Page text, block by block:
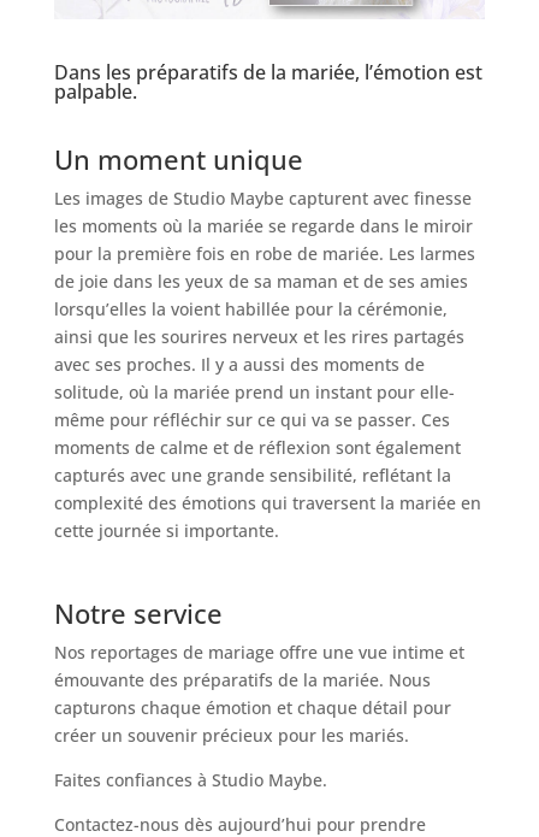
Dans les préparatifs de la mariée, l’émotion est
palpable.
Un moment unique
Les images de Studio Maybe capturent avec finesse
les moments où la mariée se regarde dans le miroir
pour la première fois en robe de mariée. Les larmes
de joie dans les yeux de sa maman et de ses amies
lorsqu’elles la voient habillée pour la cérémonie,
ainsi que les sourires nerveux et les rires partagés
avec ses proches. Il y a aussi des moments de
solitude, où la mariée prend un instant pour elle-
même pour réfléchir sur ce qui va se passer. Ces
moments de calme et de réflexion sont également
capturés avec une grande sensibilité, reflétant la
complexité des émotions qui traversent la mariée en
cette journée si importante.
Notre service
Nos reportages de mariage offre une vue intime et
émouvante des préparatifs de la mariée. Nous
capturons chaque émotion et chaque détail pour
créer un souvenir précieux pour les mariés.
Faites confiances à Studio Maybe.
Contactez-nous dès aujourd’hui pour prendre